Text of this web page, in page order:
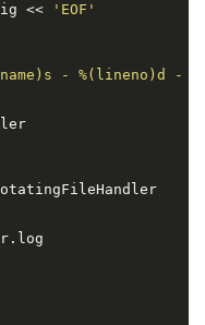
<<
'EOF'
- %(lineno)d -